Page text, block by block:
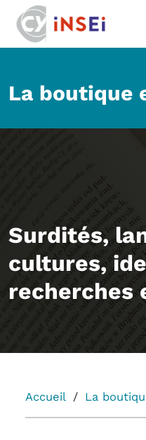
La boutique
Surdités,
cultures,
recherches
Accueil La